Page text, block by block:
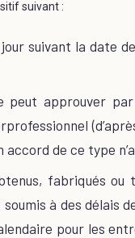
suivant :
suivant la date
peut approuver
de ce type
fabriqués
à des délais
pour les